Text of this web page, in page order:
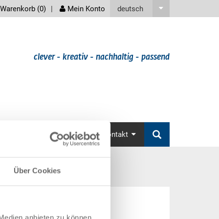
Über Cookies
deutsch
Warenkorb (0) Mein Konto
clever - kreativ - nachhaltig - passend
Zubehör Kontakt